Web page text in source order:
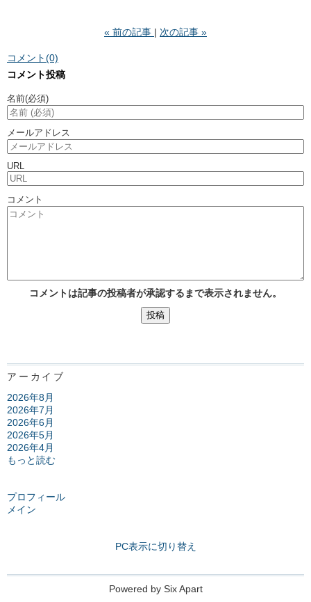
« 前の記事 次の記事 »
コメント(0)
コメント投稿
名前(必須)
メールアドレス
URL
コメント
コメントは記事の投稿者が承認するまで表示されません。
アーカイブ
2026年8月
2026年7月
2026年6月
2026年5月
2026年4月
もっと読む
プロフィール
メイン
PC表示に切り替え
Powered by Six Apart